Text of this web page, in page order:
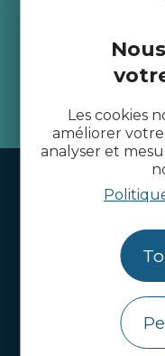
Les cookies
améliorer
analyser et
Côtes
Agence de